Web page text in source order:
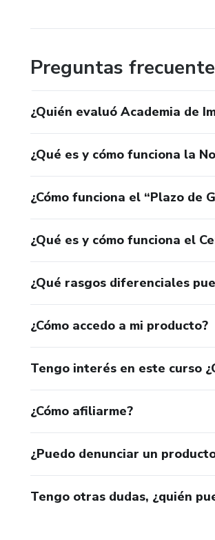
Preguntas
¿Quién evaluó Academia de
¿Qué es y cómo funciona la
¿Cómo funciona el “Plazo de
¿Qué es y cómo funciona el
¿Qué rasgos diferenciales
¿Cómo accedo a mi producto?
Tengo interés en este curso
¿Cómo afiliarme?
¿Puedo denunciar un
Tengo otras dudas, ¿quién